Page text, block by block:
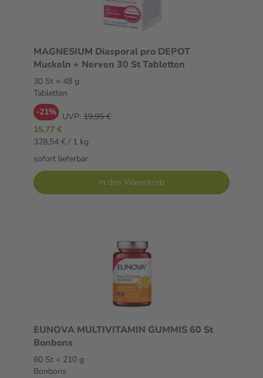
MAGNESIUM Diasporal pro DEPOT
Muskeln + Nerven 30 St Tabletten
30 St = 48 g
Tabletten
-21% UVP: 19,95 €
15,77 €
328,54 € / 1 kg
sofort lieferbar
In den Warenkorb
EUNOVA MULTIVITAMIN GUMMIS 60 St
Bonbons
60 St = 210 g
Bonbons